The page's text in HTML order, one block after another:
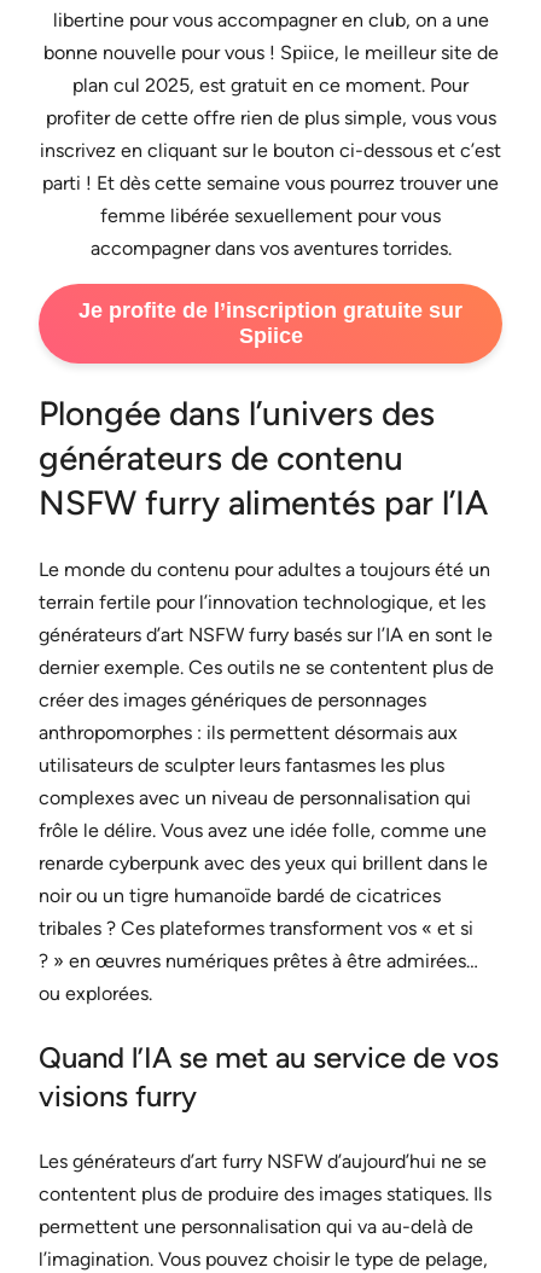
libertine pour vous accompagner en club, on a une
bonne nouvelle pour vous ! Spiice, le meilleur site de
plan cul 2025, est gratuit en ce moment. Pour
profiter de cette offre rien de plus simple, vous vous
inscrivez en cliquant sur le bouton ci-dessous et c’est
parti ! Et dès cette semaine vous pourrez trouver une
femme libérée sexuellement pour vous
accompagner dans vos aventures torrides.
Je profite de l’inscription gratuite sur
Spiice
Plongée dans l’univers des
générateurs de contenu
NSFW furry alimentés par l’IA
Le monde du contenu pour adultes a toujours été un
terrain fertile pour l’innovation technologique, et les
générateurs d’art NSFW furry basés sur l’IA en sont le
dernier exemple. Ces outils ne se contentent plus de
créer des images génériques de personnages
anthropomorphes : ils permettent désormais aux
utilisateurs de sculpter leurs fantasmes les plus
complexes avec un niveau de personnalisation qui
frôle le délire. Vous avez une idée folle, comme une
renarde cyberpunk avec des yeux qui brillent dans le
noir ou un tigre humanoïde bardé de cicatrices
tribales ? Ces plateformes transforment vos « et si
? » en œuvres numériques prêtes à être admirées…
ou explorées.
Quand l’IA se met au service de vos
visions furry
Les générateurs d’art furry NSFW d’aujourd’hui ne se
contentent plus de produire des images statiques. Ils
permettent une personnalisation qui va au-delà de
l’imagination. Vous pouvez choisir le type de pelage,